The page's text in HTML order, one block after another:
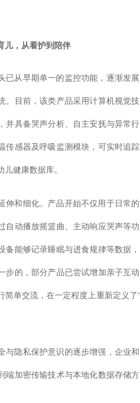
儿，从看护到陪伴
已从早期单一的监控功能，逐渐发
。目前，该类产品采用计算机视觉
并具备哭声分析、自主安抚与异常
传感器及呼吸监测模块，可实时追
健康数据库。
伸和细化。产品开始不仅用于日常
自动播放摇篮曲、主动响应哭声等
备能够记录睡眠与进食规律等数据
步的，部分产品已尝试增加亲子互
单交流，在一定程度上重新定义了
与隐私保护意识的逐步增强，企业
端加密传输技术与本地化数据存储